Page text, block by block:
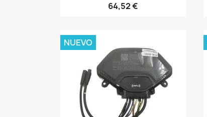
64,52 €
NUEVO